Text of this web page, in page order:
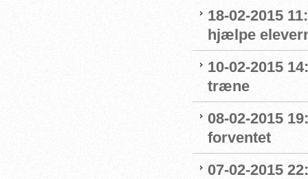
18-02-2015
hjælpe
10-02-2015
træne
08-02-2015
forventet
07-02-2015